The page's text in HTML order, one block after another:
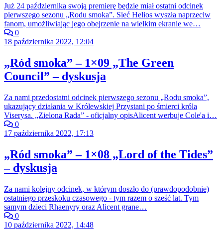
Już 24 października swoją premierę będzie miał ostatni odcinek
pierwszego sezonu „Rodu smoka”. Sieć Helios wyszła naprzeciw
fanom, umożliwiając jego obejrzenie na wielkim ekranie we…
0
18 października 2022, 12:04
„Ród smoka” – 1×09 „The Green
Council” – dyskusja
Za nami przedostatni odcinek pierwszego sezonu „Rodu smoka”,
ukazujący działania w Królewskiej Przystani po śmierci króla
Viserysa. „Zielona Rada” - oficjalny opisAlicent werbuje Cole'a i…
0
17 października 2022, 17:13
„Ród smoka” – 1×08 „Lord of the Tides”
– dyskusja
Za nami kolejny odcinek, w którym doszło do (prawdopodobnie)
ostatniego przeskoku czasowego - tym razem o sześć lat. Tym
samym dzieci Rhaenyry oraz Alicent grane…
0
10 października 2022, 14:48